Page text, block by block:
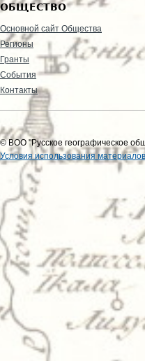
ОБЩЕСТВО
Основной сайт Общества
Регионы
Гранты
События
Контакты
© ВОО "Русское географическое
Условия использования материалов